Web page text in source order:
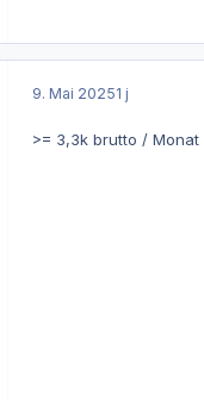
9. Mai 20251 j
>= 3,3k brutto / Monat